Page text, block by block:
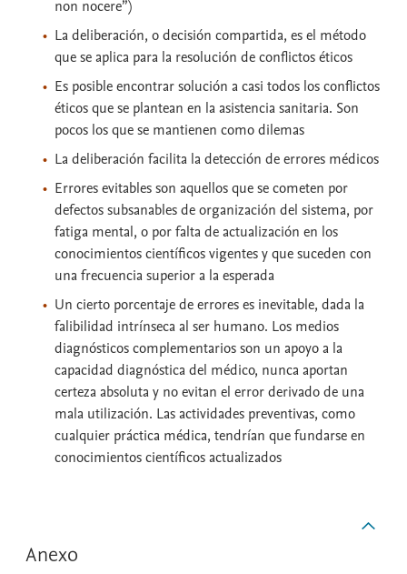
non nocere”)
La deliberación, o decisión compartida, es el método
que se aplica para la resolución de conflictos éticos
Es posible encontrar solución a casi todos los conflictos
éticos que se plantean en la asistencia sanitaria. Son
pocos los que se mantienen como dilemas
La deliberación facilita la detección de errores médicos
Errores evitables son aquellos que se cometen por
defectos subsanables de organización del sistema, por
fatiga mental, o por falta de actualización en los
conocimientos científicos vigentes y que suceden con
una frecuencia superior a la esperada
Un cierto porcentaje de errores es inevitable, dada la
falibilidad intrínseca al ser humano. Los medios
diagnósticos complementarios son un apoyo a la
capacidad diagnóstica del médico, nunca aportan
certeza absoluta y no evitan el error derivado de una
mala utilización. Las actividades preventivas, como
cualquier práctica médica, tendrían que fundarse en
conocimientos científicos actualizados
Anexo